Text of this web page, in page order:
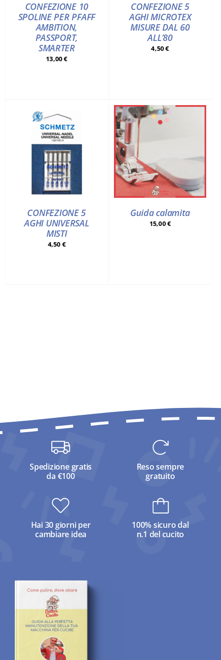
CONFEZIONE 10
SPOLINE PER PFAFF
AMBITION,
PASSPORT,
SMARTER
13,00€
CONFEZIONE 5
AGHI MICROTEX
MISURE DAL 60
ALL’80
4,50€
CONFEZIONE 5
AGHI UNIVERSAL
MISTI
4,50 €
Guida calamita
15,00€
Spedizione gratis
da €100
Reso sempre
gratuito
Hai 30 giorni per
cambiare idea
100% sicuro dal
n.1 del cucito